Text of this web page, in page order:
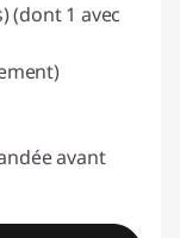
(dont 1 avec
avant